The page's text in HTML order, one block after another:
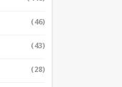
(46)
(43)
(28)